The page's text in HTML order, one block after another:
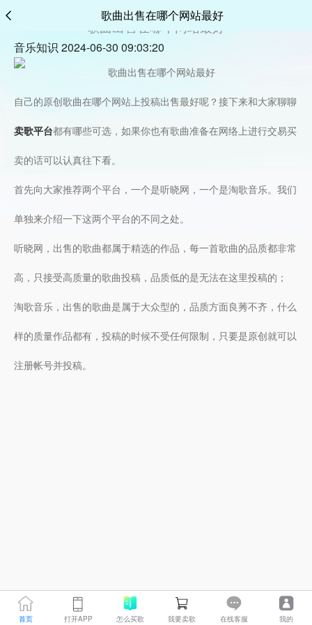
歌曲出售在哪个网站最好
歌曲出售在哪个网站最好
音乐知识 2024-06-30 09:03:20
自己的原创歌曲在哪个网站上投稿出售最好呢？接下来和大家聊聊
卖歌平台都有哪些可选，如果你也有歌曲准备在网络上进行交易买
卖的话可以认真往下看。
首先向大家推荐两个平台，一个是听晓网，一个是淘歌音乐。我们
单独来介绍一下这两个平台的不同之处。
听晓网，出售的歌曲都属于精选的作品，每一首歌曲的品质都非常
高，只接受高质量的歌曲投稿，品质低的是无法在这里投稿的；
淘歌音乐，出售的歌曲是属于大众型的，品质方面良莠不齐，什么
样的质量作品都有，投稿的时候不受任何限制，只要是原创就可以
注册帐号并投稿。
首页 打开APP 怎么买歌 我要卖歌 在线客服 我的